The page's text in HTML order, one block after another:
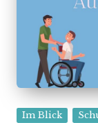
Posted
Im Blick